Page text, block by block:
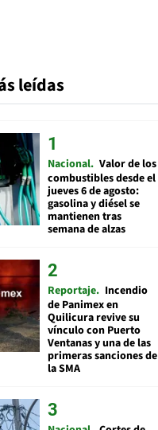
leídas
Nacional Valor de los
combustibles desde el
jueves 6 de agosto:
gasolina y diésel se
mantienen tras
semana de alzas
Reportaje Incendio
de Panimex en
Quilicura revive su
vínculo con Puerto
Ventanas y una de las
primeras sanciones de
la SMA